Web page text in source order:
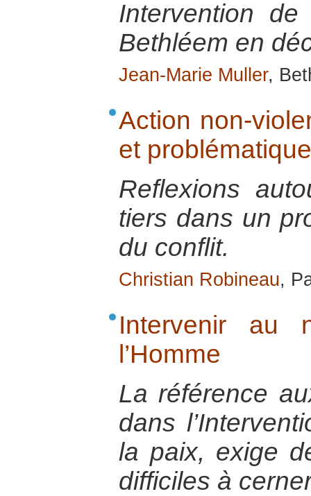
Intervention
Bethléem en
Jean-Marie Muller,
Action non-
et
Reflexions
tiers dans un
du conflit.
Christian Robineau,
Intervenir au
l’Homme
La référence
dans
la paix, exige
difficiles à